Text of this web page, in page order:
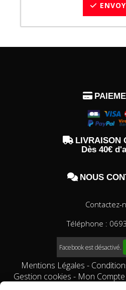

 LIVRAISON
Dès 40€
 NOUS
Contactez-
Téléphone :
Facebook est désactivé.
Mentions Légales
Gestion cookies
Mon Compte